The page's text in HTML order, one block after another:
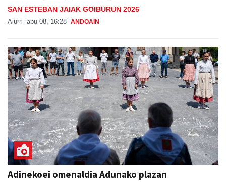
SAN ESTEBAN JAIAK GOIBURUN 2026
Aiurri abu 08, 16:28 ANDOAIN
Adinekoei omenaldia Adunako plazan